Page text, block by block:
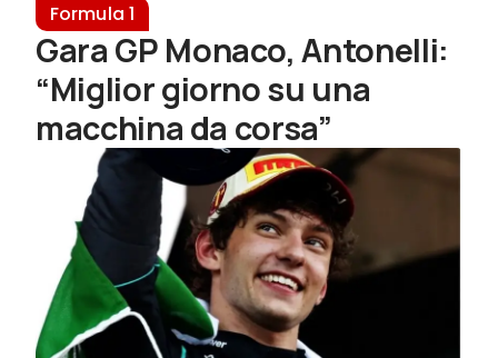
Formula 1
Gara GP Monaco, Antonelli:
“Miglior giorno su una
macchina da corsa”